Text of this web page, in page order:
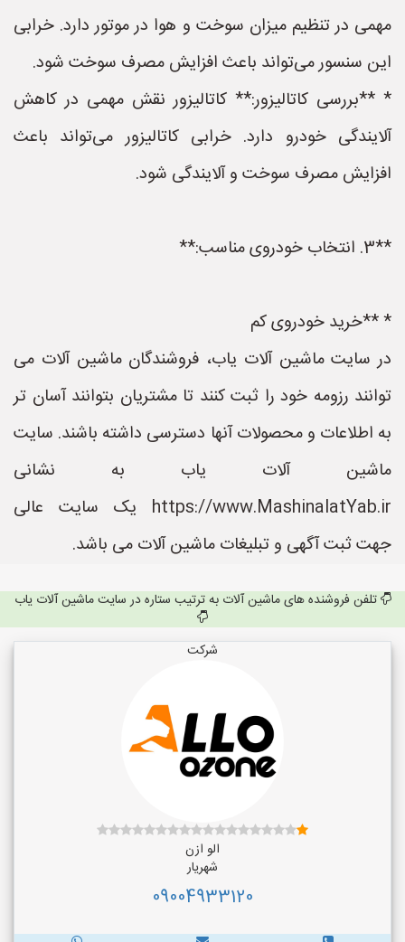
مهمی در تنظیم میزان سوخت و هوا در موتور دارد. خرابی
این سنسور می‌تواند باعث افزایش مصرف سوخت شود.
* **بررسی کاتالیزور:** کاتالیزور نقش مهمی در کاهش
آلایندگی خودرو دارد. خرابی کاتالیزور می‌تواند باعث
افزایش مصرف سوخت و آلایندگی شود.
**3. انتخاب خودروی مناسب:**
* **خرید خودروی کم
در سایت ماشین آلات یاب، فروشندگان ماشین آلات می
توانند رزومه خود را ثبت کنند تا مشتریان بتوانند آسان تر
به اطلاعات و محصولات آنها دسترسی داشته باشند. سایت
ماشین آلات یاب به نشانی
https://www.MashinalatYab.ir یک سایت عالی
جهت ثبت آگهی و تبلیغات ماشین آلات می باشد.
تلفن فروشنده های ماشین آلات به ترتیب ستاره در سایت ماشین آلات یاب
شرکت
الو ازن
شهریار
09004933120